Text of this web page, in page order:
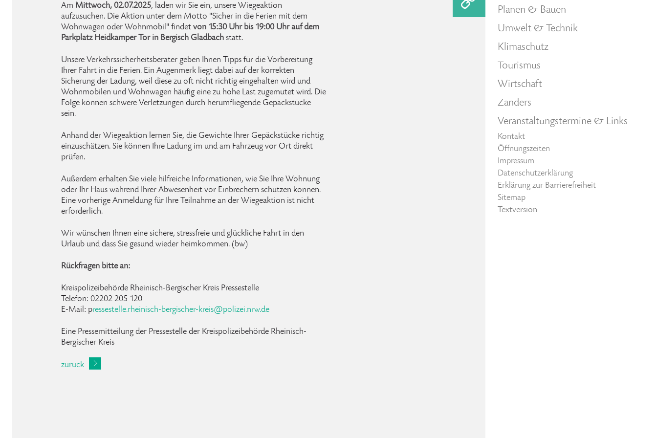
Am Mittwoch, 02.07.2025, laden wir Sie ein, unsere Wiegeaktion
aufzusuchen. Die Aktion unter dem Motto "Sicher in die Ferien mit dem
Wohnwagen oder Wohnmobil" findet von 15:30 Uhr bis 19:00 Uhr auf dem
Parkplatz Heidkamper Tor in Bergisch Gladbach statt.
Unsere Verkehrssicherheitsberater geben Ihnen Tipps für die Vorbereitung
Ihrer Fahrt in die Ferien. Ein Augenmerk liegt dabei auf der korrekten
Sicherung der Ladung, weil diese zu oft nicht richtig eingehalten wird und
Wohnmobilen und Wohnwagen häufig eine zu hohe Last zugemutet wird. Die
Folge können schwere Verletzungen durch herumfliegende Gepäckstücke
sein.
Anhand der Wiegeaktion lernen Sie, die Gewichte Ihrer Gepäckstücke richtig
einzuschätzen. Sie können Ihre Ladung im und am Fahrzeug vor Ort direkt
prüfen.
Außerdem erhalten Sie viele hilfreiche Informationen, wie Sie Ihre Wohnung
oder Ihr Haus während Ihrer Abwesenheit vor Einbrechern schützen können.
Eine vorherige Anmeldung für Ihre Teilnahme an der Wiegeaktion ist nicht
erforderlich.
Wir wünschen Ihnen eine sichere, stressfreie und glückliche Fahrt in den
Urlaub und dass Sie gesund wieder heimkommen. (bw)
Rückfragen bitte an:
Kreispolizeibehörde Rheinisch-Bergischer Kreis Pressestelle
Telefon: 02202 205 120
E-Mail: pressestelle.rheinisch-bergischer-kreis@polizei.nrw.de
Eine Pressemitteilung der Pressestelle der Kreispolizeibehörde Rheinisch-
Bergischer Kreis
zurück
Planen & Bauen
Umwelt & Technik
Klimaschutz
Tourismus
Wirtschaft
Zanders
Veranstaltungstermine & Links
Kontakt
Öffnungszeiten
Impressum
Datenschutzerklärung
Erklärung zur Barrierefreiheit
Sitemap
Textversion